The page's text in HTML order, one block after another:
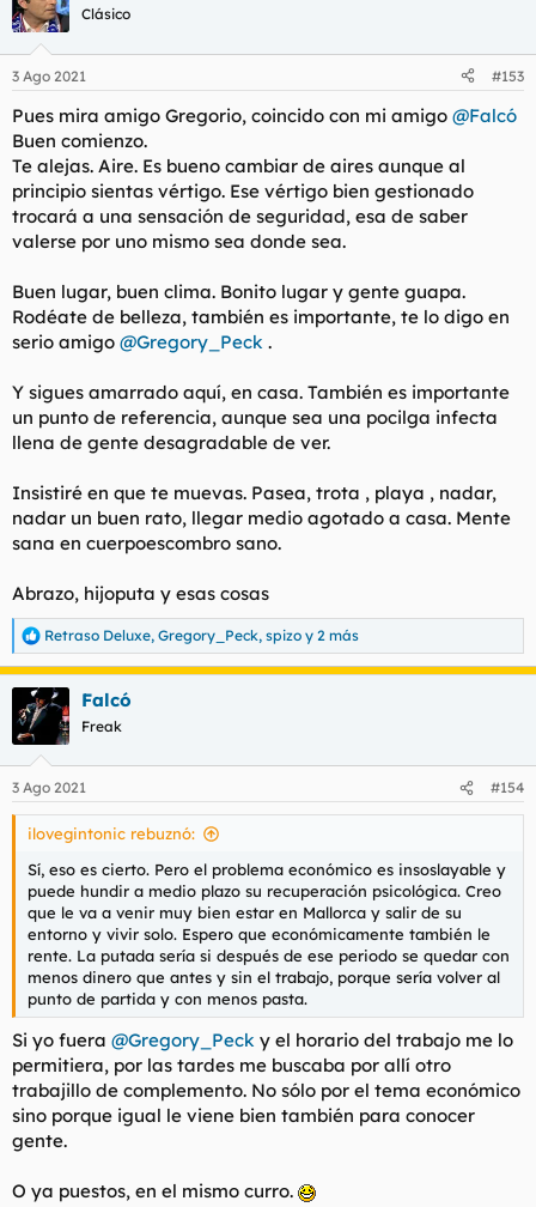
Clásico
3 Ago 2021 #153
Pues mira amigo Gregorio, coincido con mi amigo @Falcó
Buen comienzo.
Te alejas. Aire. Es bueno cambiar de aires aunque al
principio sientas vértigo. Ese vértigo bien gestionado
trocará a una sensación de seguridad, esa de saber
valerse por uno mismo sea donde sea.
Buen lugar, buen clima. Bonito lugar y gente guapa.
Rodéate de belleza, también es importante, te lo digo en
serio amigo @Gregory_Peck .
Y sigues amarrado aquí, en casa. También es importante
un punto de referencia, aunque sea una pocilga infecta
llena de gente desagradable de ver.
Insistiré en que te muevas. Pasea, trota , playa , nadar,
nadar un buen rato, llegar medio agotado a casa. Mente
sana en cuerpoescombro sano.
Abrazo, hijoputa y esas cosas
R
e
a
c
c
i
e
s
Retraso Deluxe, Gregory_Peck, spizo y 2 más
Falcó
Freak
3 Ago 2021 #154
ilovegintonic rebuznó:
Sí, eso es cierto. Pero el problema económico es insoslayable y
puede hundir a medio plazo su recuperación psicológica. Creo
que le va a venir muy bien estar en Mallorca y salir de su
entorno y vivir solo. Espero que económicamente también le
rente. La putada sería si después de ese periodo se quedar con
menos dinero que antes y sin el trabajo, porque sería volver al
punto de partida y con menos pasta.
Si yo fuera @Gregory_Peck y el horario del trabajo me lo
permitiera, por las tardes me buscaba por allí otro
trabajillo de complemento. No sólo por el tema económico
sino porque igual le viene bien también para conocer
gente.
O ya puestos, en el mismo curro.